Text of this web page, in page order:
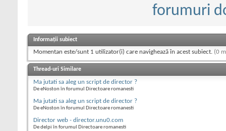
forumuri
Informații subiect
Momentan este/sunt 1 utilizator(i) care navighează în acest subiect. (0
Thread-uri Similare
Ma jutati sa aleg un script de director ?
De eNoston în forumul Directoare romanesti
Ma jutati sa aleg un script de director ?
De eNoston în forumul Directoare romanesti
Director web - director.unu0.com
De delpi în forumul Directoare romanesti